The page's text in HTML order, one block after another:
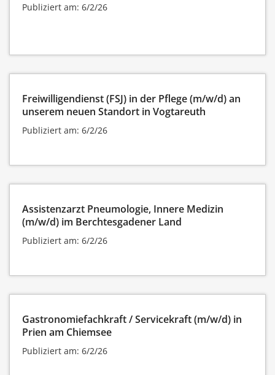
Publiziert am: 6/2/26
Freiwilligendienst (FSJ) in der Pflege (m/w/d) an
unserem neuen Standort in Vogtareuth
Publiziert am: 6/2/26
Assistenzarzt Pneumologie, Innere Medizin
(m/w/d) im Berchtesgadener Land
Publiziert am: 6/2/26
Gastronomiefachkraft / Servicekraft (m/w/d) in
Prien am Chiemsee
Publiziert am: 6/2/26